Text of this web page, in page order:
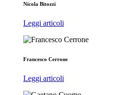
Nicola Bitozzi
Leggi articoli
Francesco Cerrone
Leggi articoli